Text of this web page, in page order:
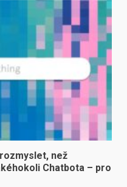
než
Chatbota – pro